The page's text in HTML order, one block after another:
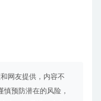
网友提供，内容不
预防潜在的风险，